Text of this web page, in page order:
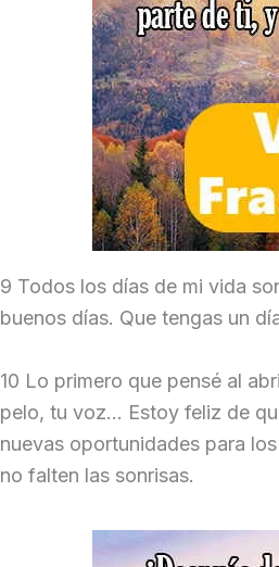
9 Todos los días de mi vida
buenos días. Que tengas un
10 Lo primero que pensé al
pelo, tu voz… Estoy feliz de
nuevas oportunidades para
no falten las sonrisas.